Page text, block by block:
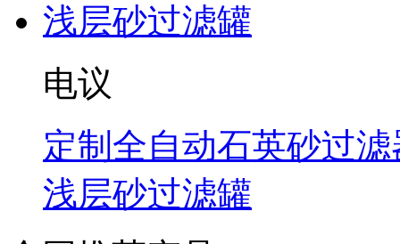
电议
定制全自动石英砂过
浅层砂过滤罐